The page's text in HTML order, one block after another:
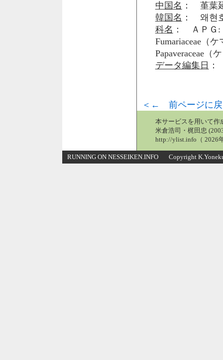
中国名 ： 堇葉
韓国名 ： 왜현
科名 ： ＡＰＧ:
Fumariaceae（
Papaveraceae（
データ編集日
＜← 前ページに戻
本サービスを用いて作
米倉浩司・梶田忠
http://ylist.info（ 2026
RUNNING ON NESSEIKEN.INFO Copyright